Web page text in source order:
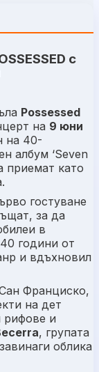
с
Possessed
на 9 юни
на 40-
албум ‘Seven
приемат като
гостуване
за да
в
години от
и вдъхновил
Франциско,
на дет
рифове и
, групата
облика